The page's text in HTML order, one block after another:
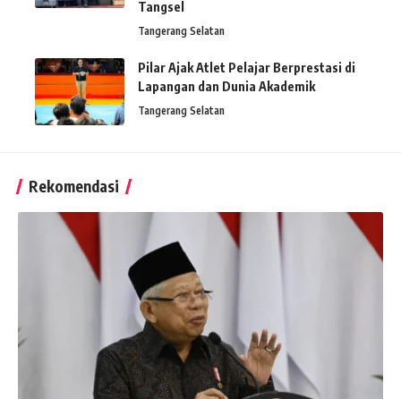
Tangsel
Tangerang Selatan
Pilar Ajak Atlet Pelajar Berprestasi di
Lapangan dan Dunia Akademik
Tangerang Selatan
Rekomendasi